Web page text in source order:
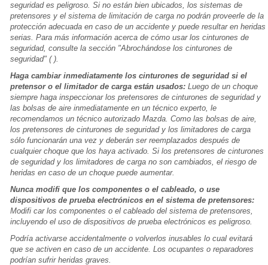
seguridad es peligroso. Si no están bien ubicados, los sistemas de
pretensores y el sistema de limitación de carga no podrán proveerle de la
protección adecuada en caso de un accidente y puede resultar en heridas
serias. Para más información acerca de cómo usar los cinturones de
seguridad, consulte la sección "Abrochándose los cinturones de
seguridad" ( ).
Haga cambiar inmediatamente los cinturones de seguridad si el
pretensor o el limitador de carga están usados: Luego de un choque
siempre haga inspeccionar los pretensores de cinturones de seguridad y
las bolsas de aire inmediatamente en un técnico experto, le
recomendamos un técnico autorizado Mazda. Como las bolsas de aire,
los pretensores de cinturones de seguridad y los limitadores de carga
sólo funcionarán una vez y deberán ser reemplazados después de
cualquier choque que los haya activado. Si los pretensores de cinturones
de seguridad y los limitadores de carga no son cambiados, el riesgo de
heridas en caso de un choque puede aumentar.
Nunca modifi que los componentes o el cableado, o use
dispositivos de prueba electrónicos en el sistema de pretensores:
Modifi car los componentes o el cableado del sistema de pretensores,
incluyendo el uso de dispositivos de prueba electrónicos es peligroso.
Podría activarse accidentalmente o volverlos inusables lo cual evitará
que se activen en caso de un accidente. Los ocupantes o reparadores
podrían sufrir heridas graves.